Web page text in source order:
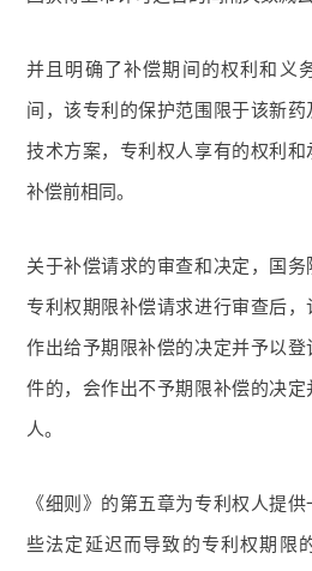
并且明确了补偿期间的权利和义
间，该专利的保护范围限于该新
技术方案，专利权人享有的权利
补偿前相同。
关于补偿请求的审查和决定，国
专利权期限补偿请求进行审查后
作出给予期限补偿的决定并予以
件的，会作出不予期限补偿的决
人。
《细则》的第五章为专利权人提
些法定延迟而导致的专利权期限